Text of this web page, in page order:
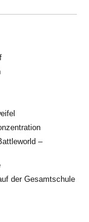
–
der Gesamtschule